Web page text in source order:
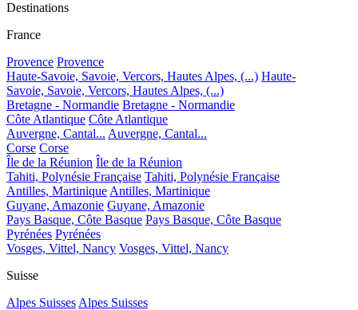
Destinations
France
Provence Provence
Haute-Savoie, Savoie, Vercors, Hautes Alpes, (...) Haute-
Savoie, Savoie, Vercors, Hautes Alpes, (...)
Bretagne - Normandie Bretagne - Normandie
Côte Atlantique Côte Atlantique
Auvergne, Cantal... Auvergne, Cantal...
Corse Corse
Île de la Réunion Île de la Réunion
Tahiti, Polynésie Française Tahiti, Polynésie Française
Antilles, MartiniqueAntilles, Martinique
Guyane, Amazonie Guyane, Amazonie
Pays Basque, Côte Basque Pays Basque, Côte Basque
Pyrénées Pyrénées
Vosges, Vittel, Nancy Vosges, Vittel, Nancy
Suisse
Alpes SuissesAlpes Suisses